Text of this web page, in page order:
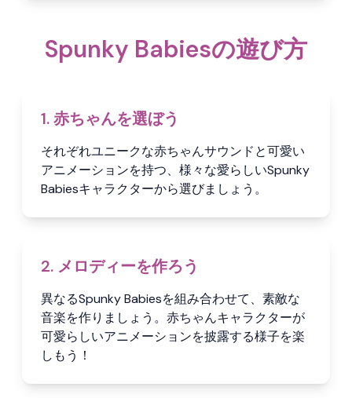
Spunky Babiesの遊び方
1. 赤ちゃんを選ぼう
それぞれユニークな赤ちゃんサウンドと可愛い
アニメーションを持つ、様々な愛らしいSpunky
Babiesキャラクターから選びましょう。
2. メロディーを作ろう
異なるSpunky Babiesを組み合わせて、素敵な
音楽を作りましょう。赤ちゃんキャラクターが
可愛らしいアニメーションを披露する様子を楽
しもう！